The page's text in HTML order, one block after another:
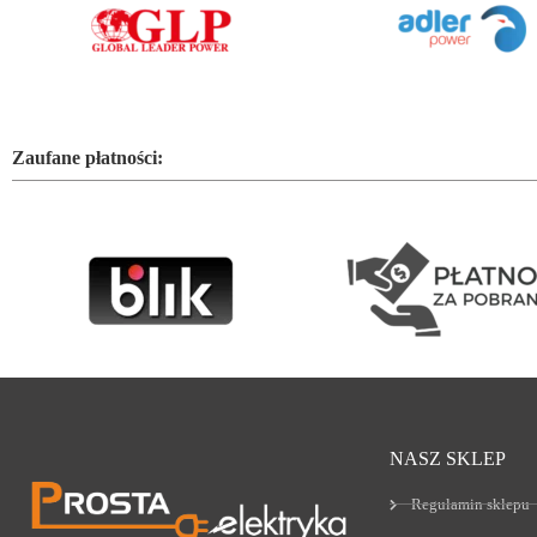
Zaufane płatności:
NASZ SKLEP
Regulamin sklepu